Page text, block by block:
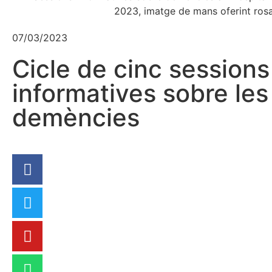
07/03/2023
Cicle de cinc sessions
informatives sobre les
demències